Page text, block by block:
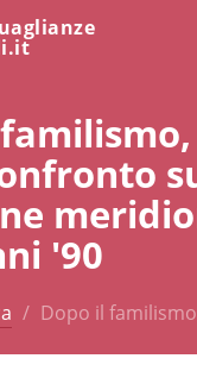
'90
Dopo il